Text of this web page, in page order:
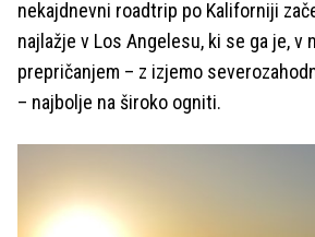
nekajdnevni roadtrip po Kaliforniji
najlažje v Los Angelesu, ki se ga je, v
prepričanjem – z izjemo
– najbolje na široko ogniti.